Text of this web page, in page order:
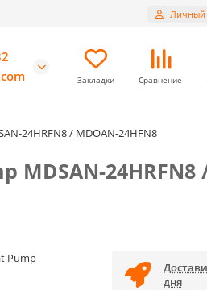
Личный
Закладки Сравнение
24HRFN8 / MDOAN-24HFN8
MDSAN-24HRFN8
Pump
дня